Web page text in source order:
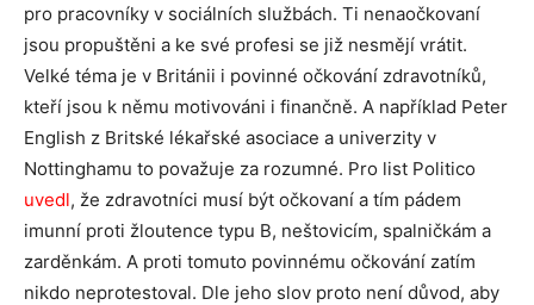
pro pracovníky v sociálních službách. Ti nenaočkovaní
jsou propuštěni a ke své profesi se již nesmějí vrátit.
Velké téma je v Británii i povinné očkování zdravotníků,
kteří jsou k němu motivováni i finančně. A například Peter
English z Britské lékařské asociace a univerzity v
Nottinghamu to považuje za rozumné. Pro list Politico
uvedl, že zdravotníci musí být očkovaní a tím pádem
imunní proti žloutence typu B, neštovicím, spalničkám a
zarděnkám. A proti tomuto povinnému očkování zatím
nikdo neprotestoval. Dle jeho slov proto není důvod, aby